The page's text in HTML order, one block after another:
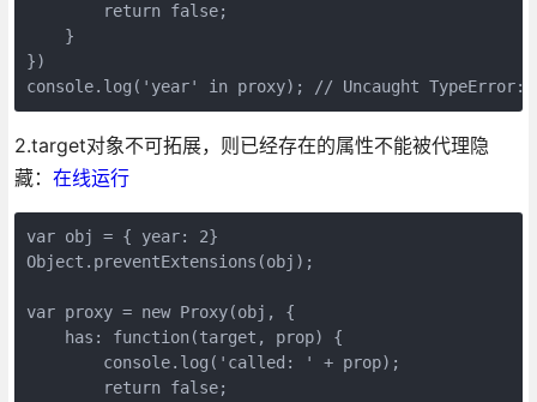
        return false;
    }
})
2.target对象不可拓展，则已经存在的属性不能被代理隐
藏： 在线运行
var obj = { year: 2}
Object.preventExtensions(obj);
var proxy = new Proxy(obj, {
    has: function(target, prop) {
        console.log('called: ' + prop);
        return false;